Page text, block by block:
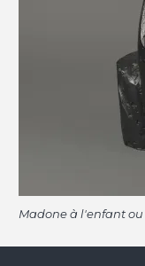
Madone à l'enfant